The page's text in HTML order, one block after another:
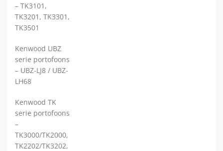
– TK3101,
TK3201, TK3301,
TK3501
Kenwood UBZ
serie portofoons
– UBZ-LJ8 / UBZ-
LH68
Kenwood TK
serie portofoons
–
TK3000/TK2000,
TK2202/TK3202,